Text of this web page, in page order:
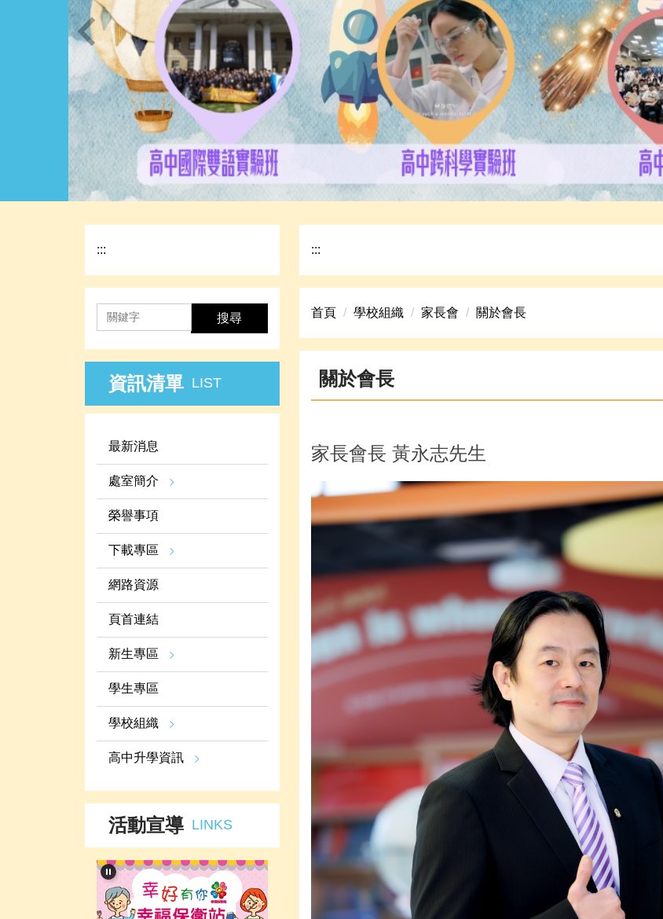
總覽海報
:::
搜尋
資訊清單 LIST
最新消息
處室簡介
榮譽事項
下載專區
網路資源
頁首連結
新生專區
學生專區
學校組織
高中升學資訊
活動宣導 LINKS
:::
首頁 學校組織 家長會 關於會長
關於會長
家長會長 黃永志先生